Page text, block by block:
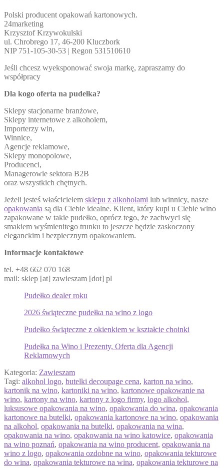
Polski producent opakowań kartonowych.
24marketing
Krzysztof Krzywokulski
ul. Chrobrego 17, 46-200 Kluczbork
NIP 751-105-30-53 | Regon 531510610
Jeśli chcesz wyeksponować swoja markę, zapraszamy do
współpracy
Dla kogo oferta na pudełka?
Sklepy stacjonarne branżowe,
Sklepy internetowe z alkoholem,
Importerzy win,
Winnice,
Agencje reklamowe,
Sklepy monopolowe,
Producenci,
Managerowie sektora B2B
oraz wszystkich chętnych.
Jeżeli jesteś właścicielem sklepu z alkoholami lub winnicy, nasze
opakowania są dla Ciebie idealne. Klient, który kupi u Ciebie wino
zapakowane w takie pudełko, oprócz tego, że zachwyci się
smakiem wyśmienitego trunku to jeszcze będzie zaskoczony
eleganckim i bezpiecznym opakowaniem.
Informacje kontaktowe
tel. +48 662 070 168
mail: sklep [at] zawieszam [dot] pl
Pudełko dealer roku
2026 świąteczne pudełka na wino z logo
Pudełko świąteczne z okienkiem w kształcie choinki
Pudełka na Wino i Prezenty, Oferta dla Agencji
Reklamowych
Kategoria: Zawieszam
Tagi: alkohol logo, butelki decoupage cena, karton na wino,
kartonik na wino, kartoniki na wino, kartonowe opakowanie na
wino, kartony na wino, kartony z logo firmy, logo alkohol,
luksusowe opakowania na wino, opakowania do wina, opakowania
kartonowe na butelki, opakowania kartonowe na wino, opakowania
na alkohol, opakowania na butelki, opakowania na wina,
opakowania na wino, opakowania na wino katowice, opakowania
na wino poznań, opakowania na wino producent, opakowania na
wino z logo, opakowania ozdobne na wino, opakowania tekturowe
do wina, opakowania tekturowe na wina, opakowania tekturowe na